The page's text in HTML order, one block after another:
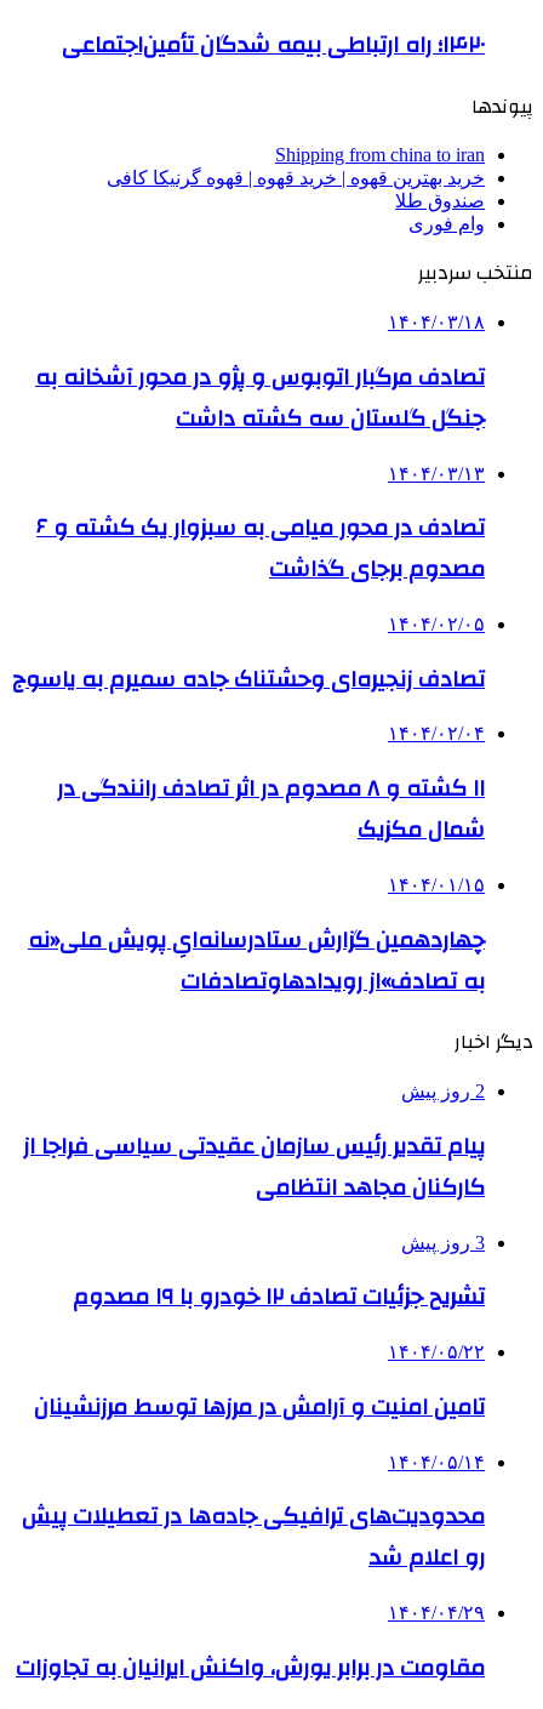
۱۴۲۰؛ راه ارتباطی بیمه شدگان تأمین‌اجتماعی
پیوندها
Shipping from china to iran
خرید بهترین قهوه | خرید قهوه | قهوه گرنیکا کافی
صندوق طلا
وام فوری
منتخب سردبیر
۱۴۰۴/۰۳/۱۸
تصادف مرگبار اتوبوس و پژو در محور آشخانه به
جنگل گلستان سه کشته داشت
۱۴۰۴/۰۳/۱۳
تصادف در محور میامی به سبزوار یک کشته و ۶
مصدوم برجای گذاشت
۱۴۰۴/۰۲/۰۵
تصادف زنجیره‌ای وحشتناک جاده سمیرم به یاسوج
۱۴۰۴/۰۲/۰۴
۱۱ کشته و ۸ مصدوم در اثر تصادف رانندگی در
شمال مکزیک
۱۴۰۴/۰۱/۱۵
چهاردهمین گزارش ستادرسانه‌ایِ پویش ملی«نه
به تصادف»از رویدادهاوتصادفات
دیگر اخبار
2 روز پیش
پیام تقدیر رئیس سازمان عقیدتی سیاسی فراجا از
کارکنان مجاهد انتظامی
3 روز پیش
تشریح جزئیات تصادف ۱۲ خودرو با ۱۹ مصدوم
۱۴۰۴/۰۵/۲۲
تامین امنیت و آرامش در مرزها توسط مرزنشینان
۱۴۰۴/۰۵/۱۴
محدودیت‌های ترافیکی جاده‌ها در تعطیلات پیش
رو اعلام شد
۱۴۰۴/۰۴/۲۹
مقاومت در برابر یورش، واکنش ایرانیان به تجاوزات